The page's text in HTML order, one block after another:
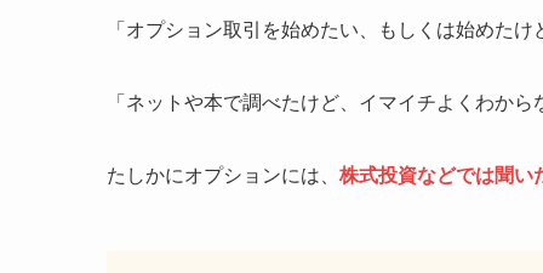
「オプション取引を始めたい、もしくは始めた
「ネットや本で調べたけど、イマイチよくわから
たしかにオプションには、 株式投資などでは聞い